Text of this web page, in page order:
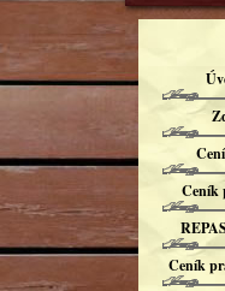
Ceník
Ceník